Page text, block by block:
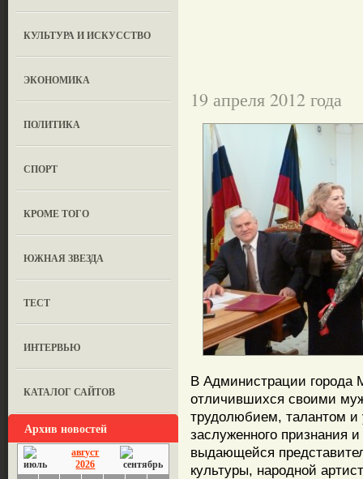
КУЛЬТУРА И ИСКУССТВО
ЭКОНОМИКА
ПОЛИТИКА
СПОРТ
КРОМЕ ТОГО
ЮЖНАЯ ЗВЕЗДА
ТЕСТ
ИНТЕРВЬЮ
КАТАЛОГ САЙТОВ
Архив новостей
август
2026
19 апреля 2012 года
В Администрации города
отличившихся своими
трудолюбием, талантом
заслуженного признания
выдающейся
культуры, народной